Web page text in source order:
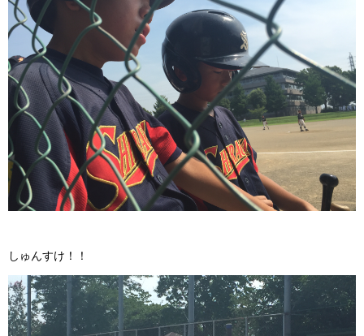
しゅんすけ！！